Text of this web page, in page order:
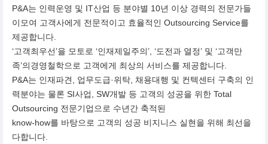
P&A는 인력운영 및 IT산업 등 분야별 10년 이상 경력의 전문가들
이모여 고객사에게 전문적이고 효율적인 Outsourcing Service를
제공합니다.
‘고객최우선’을 모토로 ‘인재제일주의’, ‘도전과 열정’ 및 ‘고객만
족’의경영철학으로 고객에게 최상의 서비스를 제공합니다.
P&A는 인재파견, 업무도급·위탁, 채용대행 및 컨텍센터 구축의 인
력분야는 물론 SI사업, SW개발 등 고객의 성공을 위한 Total
Outsourcing 전문기업으로 수년간 축적된
know-how를 바탕으로 고객의 성공 비지니스 실현을 위해 최선을
다합니다.